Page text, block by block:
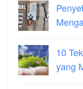
10
yang